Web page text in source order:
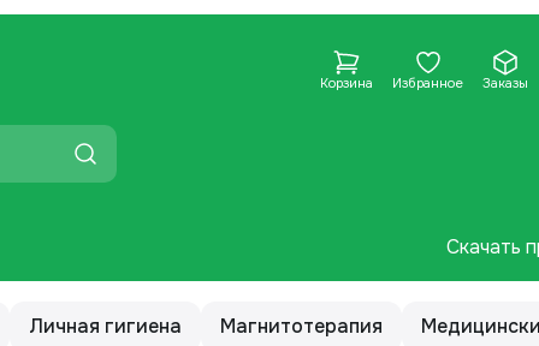
Корзина Избранное Заказы
Скачать
Личная гигиена Магнитотерапия